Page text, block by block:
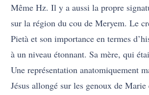
Même Hz. Il y a aussi la propre
sur la région du cou de Meryem. Le
Pietà et son importance en termes
à un niveau étonnant. Sa mère, qui
Une représentation anatomiquement
Jésus allongé sur les genoux de Marie